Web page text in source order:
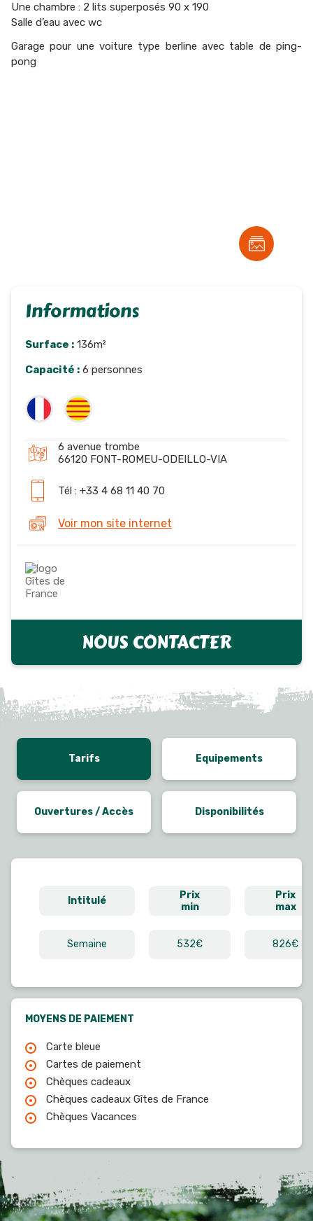
Une chambre : 2 lits superposés 90 x 190
Salle d’eau avec wc
Garage pour une voiture type berline avec table de ping-
pong
Informations
Surface : 136m²
Capacité : 6 personnes
6 avenue trombe
66120 FONT-ROMEU-ODEILLO-VIA
Tél : +33 4 68 11 40 70
Voir mon site internet
NOUS CONTACTER
Tarifs Equipements
Ouvertures / Accès Disponibilités
Intitulé
Prix
min
Prix
max
Semaine 532€ 826€
MOYENS DE PAIEMENT
Carte bleue
Cartes de paiement
Chèques cadeaux
Chèques cadeaux Gîtes de France
Chèques Vacances